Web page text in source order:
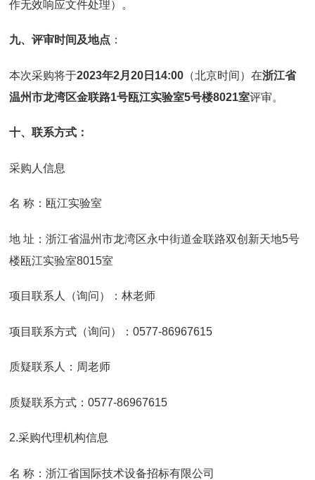
作无效响应文件处理）。
九、评审时间及地点 ：
本次采购将于2023年2月 20 日 14:00 （北京时间）在浙江省
温州市龙湾区金联路1号瓯江实验室5号楼8021室评审。
十、联系方式：
采购人信息
名 称：瓯江实验室
地 址：浙江省温州市龙湾区永中街道金联路双创新天地5号
楼瓯江实验室8015室
项目联系人（询问）：林老师
项目联系方式（询问）：0577-86967615
质疑联系人：周老师
质疑联系方式：0577-86967615
2.采购代理机构信息
名 称：浙江省国际技术设备招标有限公司